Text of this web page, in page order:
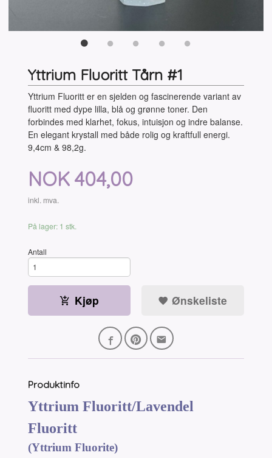
Yttrium Fluoritt Tårn #1
Yttrium Fluoritt er en sjelden og fascinerende variant av
fluoritt med dype lilla, blå og grønne toner. Den
forbindes med klarhet, fokus, intuisjon og indre balanse.
En elegant krystall med både rolig og kraftfull energi.
9,4cm & 98,2g.
Pris
NOK 404,00
inkl. mva.
På lager: 1 stk.
Antall
Kjøp Ønskeliste
Produktinfo
Yttrium Fluoritt/Lavendel
Fluoritt
(Yttrium Fluorite)